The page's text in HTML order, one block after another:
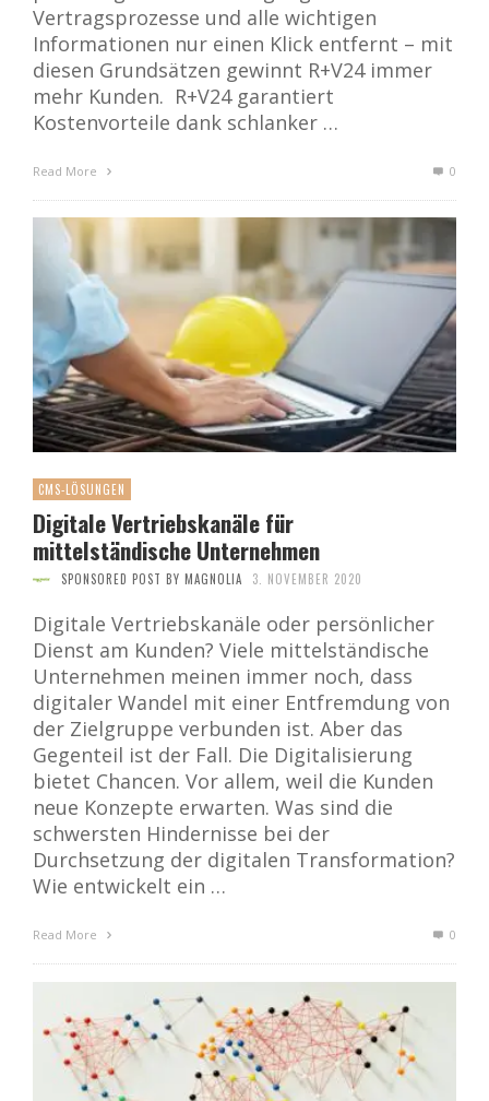
Vertragsprozesse und alle wichtigen
Informationen nur einen Klick entfernt – mit
diesen Grundsätzen gewinnt R+V24 immer
mehr Kunden. R+V24 garantiert
Kostenvorteile dank schlanker …
Read More 0
CMS-LÖSUNGEN
Digitale Vertriebskanäle für
mittelständische Unternehmen
SPONSORED POST BY MAGNOLIA 3. NOVEMBER 2020
Digitale Vertriebskanäle oder persönlicher
Dienst am Kunden? Viele mittelständische
Unternehmen meinen immer noch, dass
digitaler Wandel mit einer Entfremdung von
der Zielgruppe verbunden ist. Aber das
Gegenteil ist der Fall. Die Digitalisierung
bietet Chancen. Vor allem, weil die Kunden
neue Konzepte erwarten. Was sind die
schwersten Hindernisse bei der
Durchsetzung der digitalen Transformation?
Wie entwickelt ein …
Read More 0